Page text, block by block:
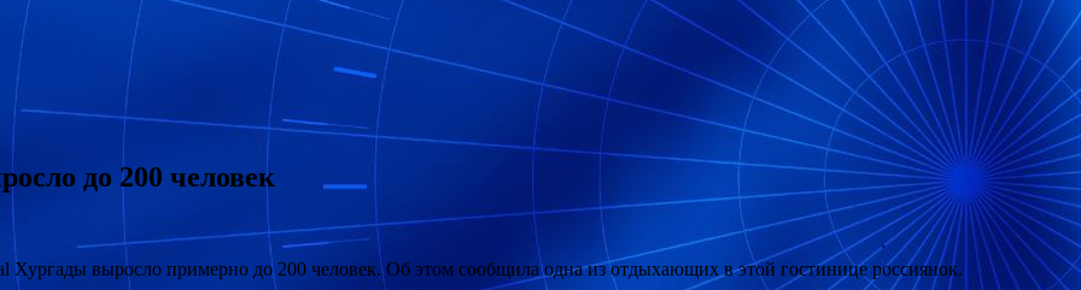
до 200 человек
Хургады выросло примерно до 200 человек. Об этом сообщила одна из отдыхающих в этой гостинице россиянок.